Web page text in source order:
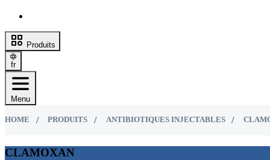
Produits
fr
Menu
HOME PRODUITS ANTIBIOTIQUES INJECTABLES
CLAMOXAN